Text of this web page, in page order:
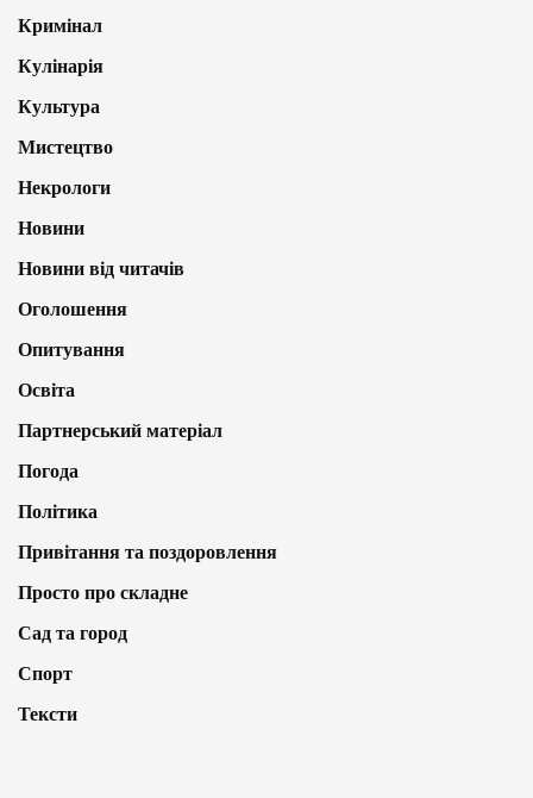
Кримінал
Кулінарія
Культура
Мистецтво
Некрологи
Новини
Новини від читачів
Оголошення
Опитування
Освіта
Партнерський матеріал
Погода
Політика
Привітання та поздоровлення
Просто про складне
Сад та город
Спорт
Тексти